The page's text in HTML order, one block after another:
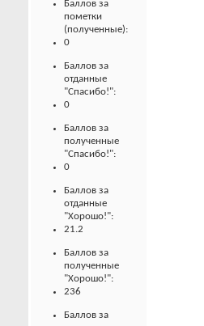
Баллов за
пометки
(полученные):
0
Баллов за
отданные
"Спасибо!":
0
Баллов за
полученные
"Спасибо!":
0
Баллов за
отданные
"Хорошо!":
21.2
Баллов за
полученные
"Хорошо!":
236
Баллов за